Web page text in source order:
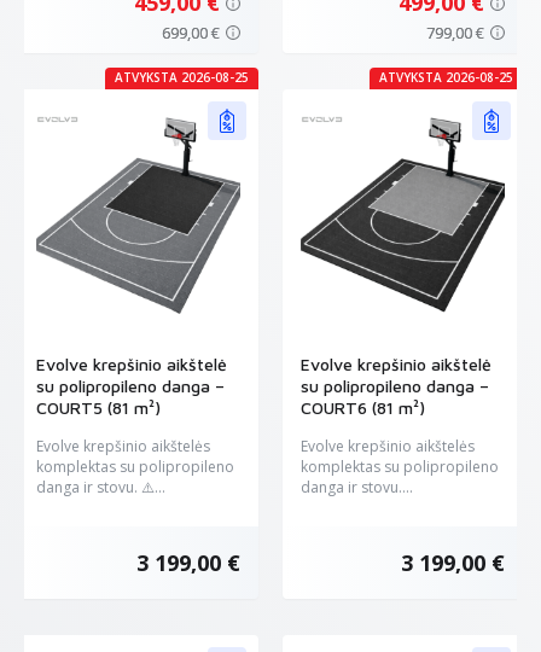
699,00 € 799,00 €
ATVYKSTA 2026-08-25
Evolve krepšinio aikštelė
su polipropileno danga –
COURT5 (81 m²)
Evolve krepšinio aikštelės
komplektas su polipropileno
danga ir stovu. ⚠️...
3 199,00 €
ATVYKSTA 2026-08-25
Evolve krepšinio aikštelė
su polipropileno danga –
COURT6 (81 m²)
Evolve krepšinio aikštelės
komplektas su polipropileno
danga ir stovu....
3 199,00 €